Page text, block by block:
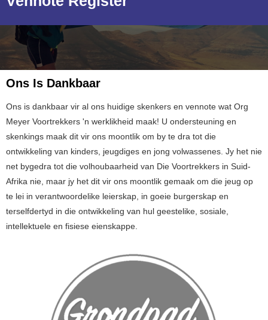
Ons Is Dankbaar
Ons is dankbaar vir al ons huidige skenkers en vennote wat Org
Meyer Voortrekkers 'n werklikheid maak! U ondersteuning en
skenkings maak dit vir ons moontlik om by te dra tot die
ontwikkeling van kinders, jeugdiges en jong volwassenes. Jy het nie
net bygedra tot die volhoubaarheid van Die Voortrekkers in Suid-
Afrika nie, maar jy het dit vir ons moontlik gemaak om die jeug op
te lei in verantwoordelike leierskap, in goeie burgerskap en
terselfdertyd in die ontwikkeling van hul geestelike, sosiale,
intellektuele en fisiese eienskappe.